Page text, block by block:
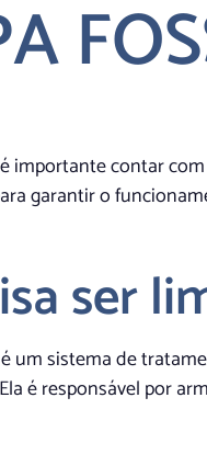
importante contar
garantir o
ser
um sistema de
é responsável por